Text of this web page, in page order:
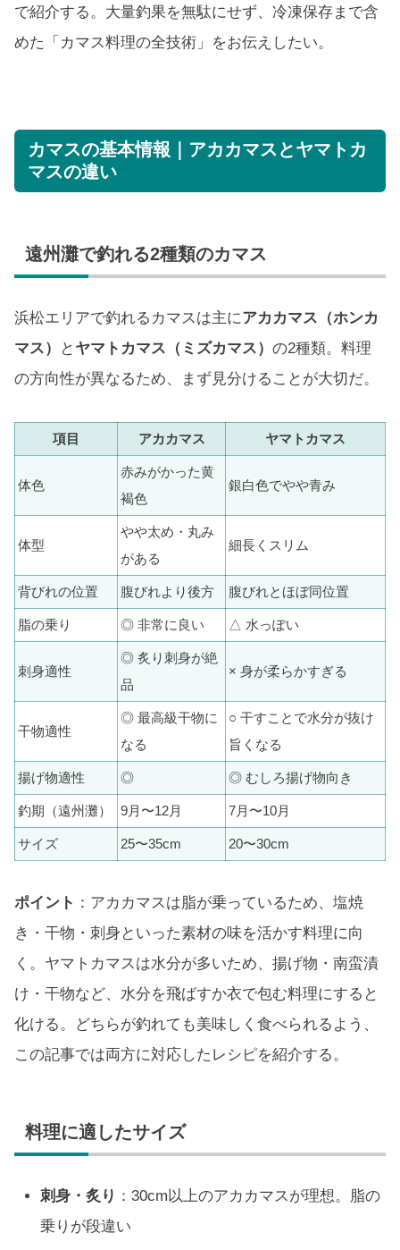
で紹介する。大量釣果を無駄にせず、冷凍保存まで含
めた「カマス料理の全技術」をお伝えしたい。
カマスの基本情報｜アカカマスとヤマトカ
マスの違い
遠州灘で釣れる2種類のカマス
浜松エリアで釣れるカマスは主にアカカマス（ホンカ
マス）
と ヤマトカマス（ミズカマス） の2種類。料理
の方向性が異なるため、まず見分けることが大切だ。
項目 アカカマス ヤマトカマス
体色
赤みがかった黄
褐色
銀白色でやや青み
体型
やや太め・丸み
がある
細長くスリム
背びれの位置 腹びれより後方 腹びれとほぼ同位置
脂の乗り ◎ 非常に良い △ 水っぽい
刺身適性
◎ 炙り刺身が絶
品
× 身が柔らかすぎる
干物適性
◎ 最高級干物に
なる
○ 干すことで水分が抜け
旨くなる
揚げ物適性 ◎ ◎ むしろ揚げ物向き
釣期（遠州灘） 9月〜12月 7月〜10月
サイズ 25〜35cm 20〜30cm
ポイント ：アカカマスは脂が乗っているため、塩焼
き・干物・刺身といった素材の味を活かす料理に向
く。ヤマトカマスは水分が多いため、揚げ物・南蛮漬
け・干物など、水分を飛ばすか衣で包む料理にすると
化ける。どちらが釣れても美味しく食べられるよう、
この記事では両方に対応したレシピを紹介する。
料理に適したサイズ
刺身・炙り ：30cm以上のアカカマスが理想。脂の
乗りが段違い